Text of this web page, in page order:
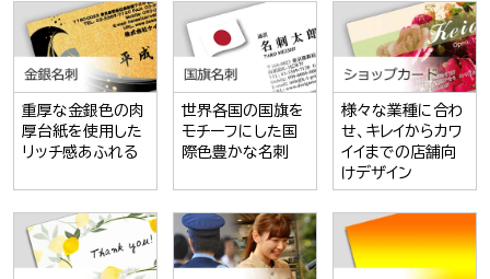
重厚な金銀色の肉
厚台紙を使用した
リッチ感あふれる
世界各国の国旗を
モチーフにした国
際色豊かな名刺
様々な業種に合わ
せ、キレイからカワ
イイまでの店舗向
けデザイン